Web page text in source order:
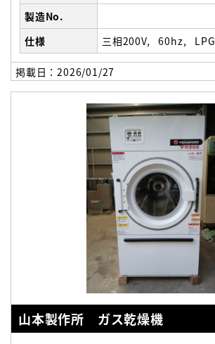
製造No.
仕様
三相200V 60hz LPG
掲載日：2026/01/27
山本製作所 ガス乾燥機